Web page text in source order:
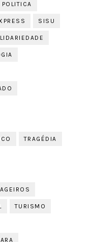
SISU
TRAGÉDIA
TURISMO